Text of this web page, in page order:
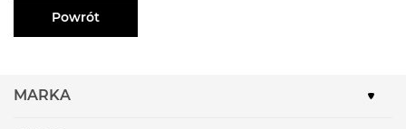
Powrót
MARKA